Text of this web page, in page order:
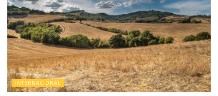
INTERNACIONAL